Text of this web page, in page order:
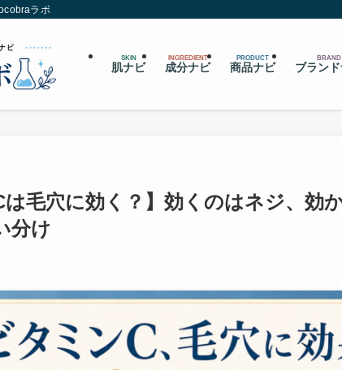
ラボ
SKIN
肌ナビ
INGREDIENT
成分ナビ
PRODUCT
商品ナビ
BRAND
ブラン
は毛穴に効く？】効くのはネジ、効
分け